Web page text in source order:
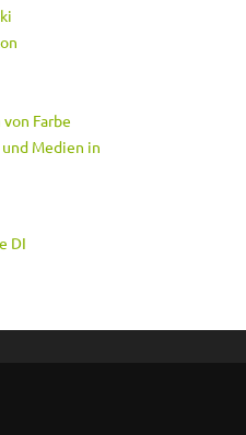
Farbe
Medien in
DI